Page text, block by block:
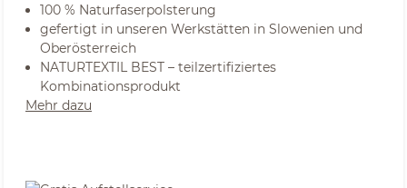
100 % Naturfaserpolsterung
gefertigt in unseren Werkstätten in Slowenien und
Oberösterreich
NATURTEXTIL BEST – teilzertifiziertes
Kombinationsprodukt
Mehr dazu